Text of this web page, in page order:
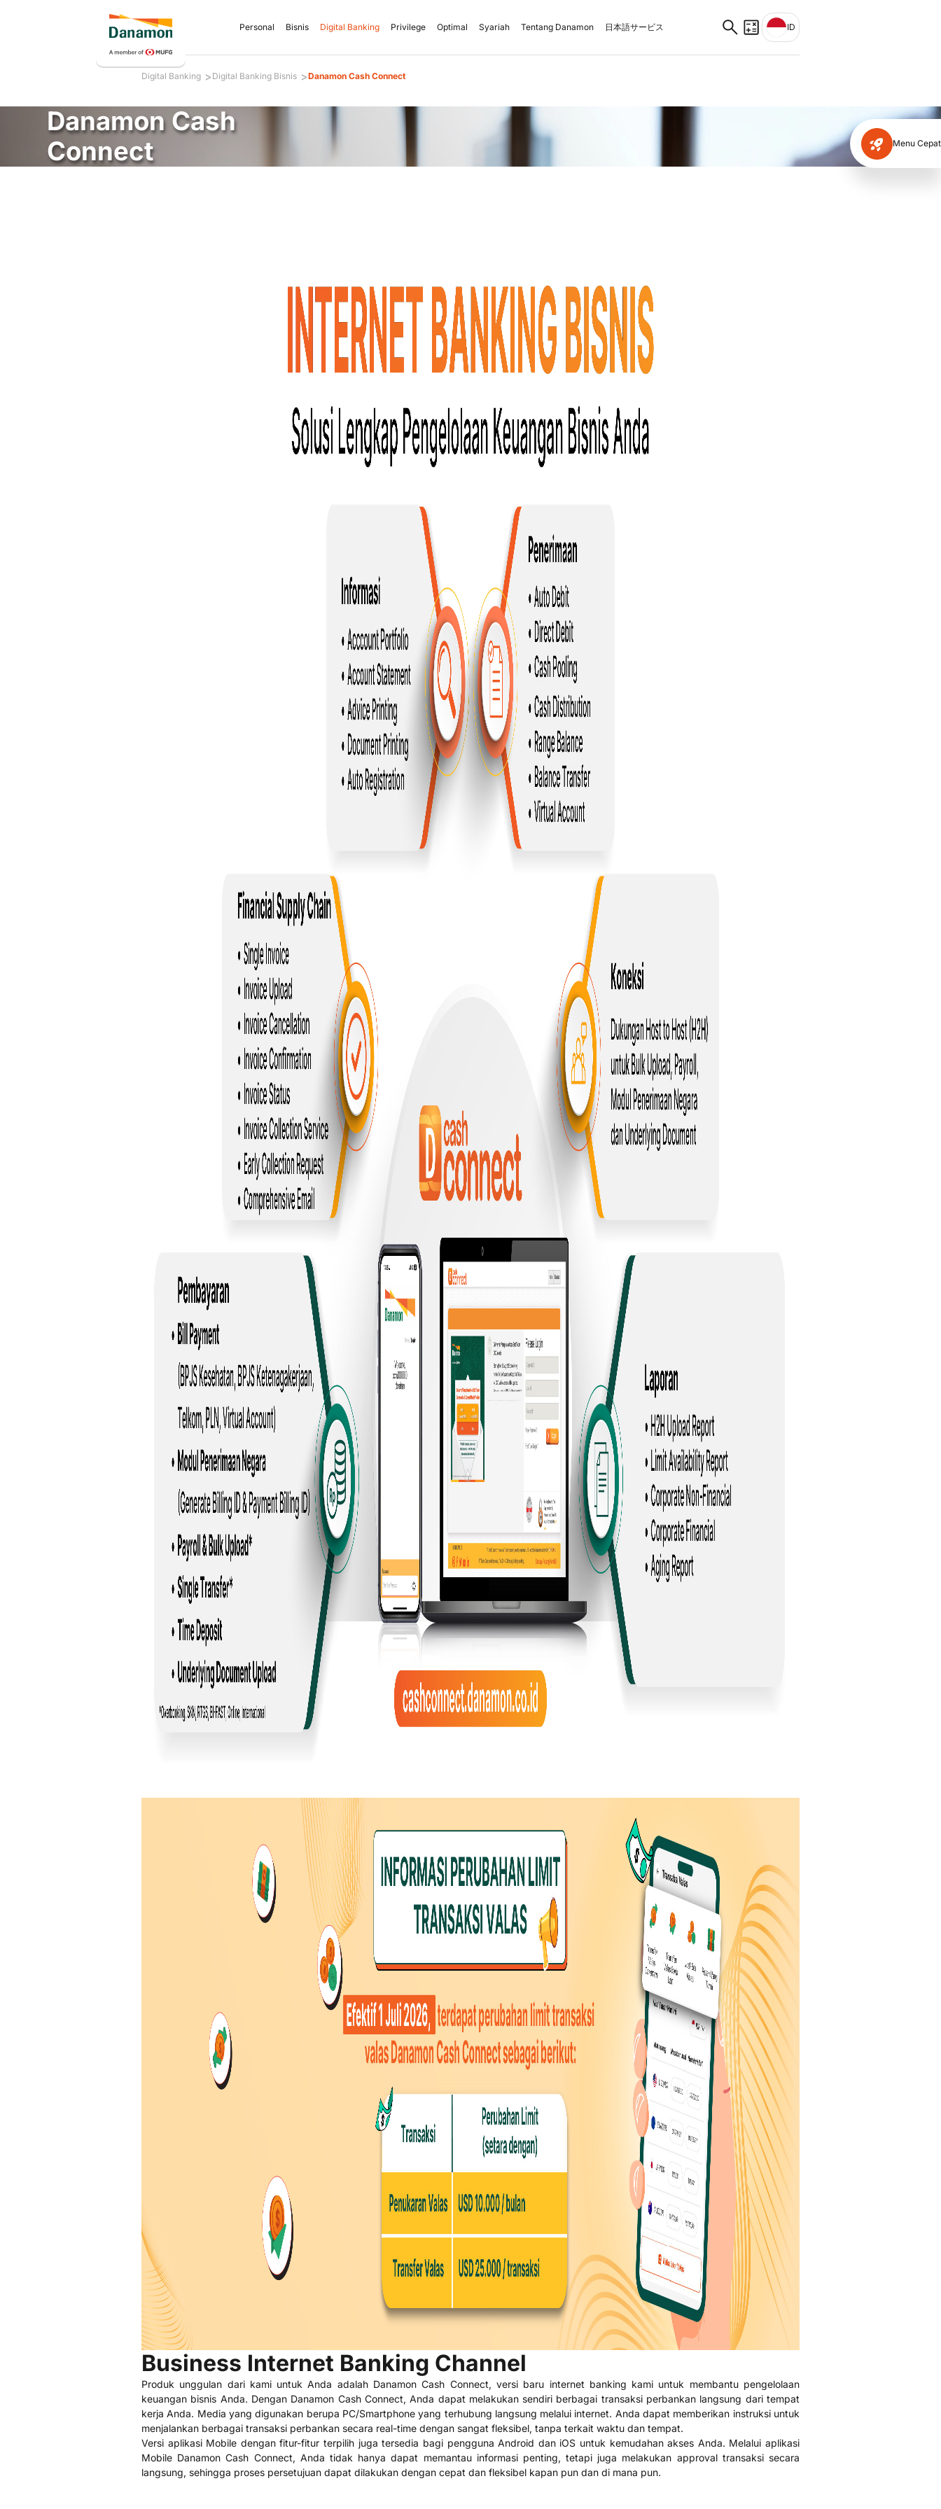
Personal Bisnis Digital Banking Privilege Optimal Syariah Tentang Danamon 日本語サービス ID
Digital Banking > Digital Banking Bisnis >Danamon Cash Connect
Menu Cepat
Danamon Cash
Connect
Business Internet Banking Channel
Produk unggulan dari kami untuk Anda adalah Danamon Cash Connect, versi baru internet banking kami untuk membantu pengelolaan
keuangan bisnis Anda. Dengan Danamon Cash Connect, Anda dapat melakukan sendiri berbagai transaksi perbankan langsung dari tempat
kerja Anda. Media yang digunakan berupa PC/Smartphone yang terhubung langsung melalui internet. Anda dapat memberikan instruksi untuk
menjalankan berbagai transaksi perbankan secara real-time dengan sangat fleksibel, tanpa terkait waktu dan tempat.
Versi aplikasi Mobile dengan fitur-fitur terpilih juga tersedia bagi pengguna Android dan iOS untuk kemudahan akses Anda. Melalui aplikasi
Mobile Danamon Cash Connect, Anda tidak hanya dapat memantau informasi penting, tetapi juga melakukan approval transaksi secara
langsung, sehingga proses persetujuan dapat dilakukan dengan cepat dan fleksibel kapan pun dan di mana pun.